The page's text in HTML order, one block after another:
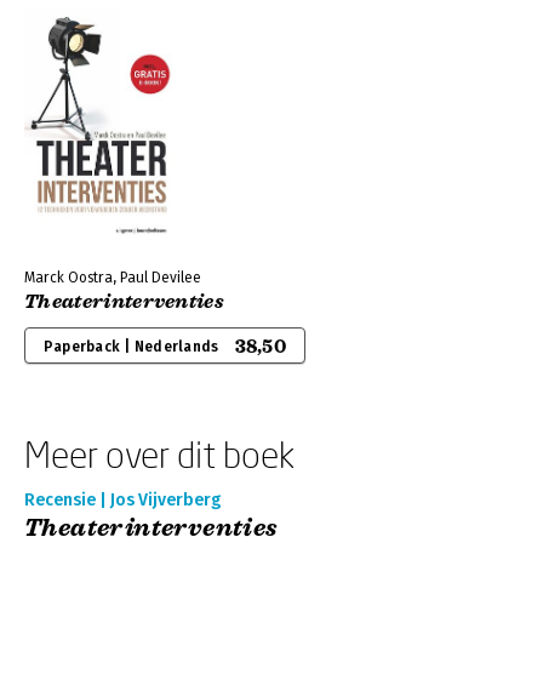
Marck Oostra, Paul Devilee
Theaterinterventies
Paperback | Nederlands 38,50
Meer over dit boek
Recensie | Jos Vijverberg
Theaterinterventies